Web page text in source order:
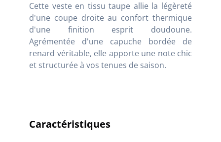
Cette veste en tissu taupe allie la légèreté
d'une coupe droite au confort thermique
d'une finition esprit doudoune.
Agrémentée d'une capuche bordée de
renard véritable, elle apporte une note chic
et structurée à vos tenues de saison.
Caractéristiques